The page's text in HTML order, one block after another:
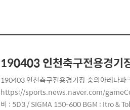
190403 인천축구전용경기
190403 인천축구전용경기장 숭의아레나파
https://sports.news.naver.com/
비 : 5D3 / SIGMA 150-600 BGM : Itro &